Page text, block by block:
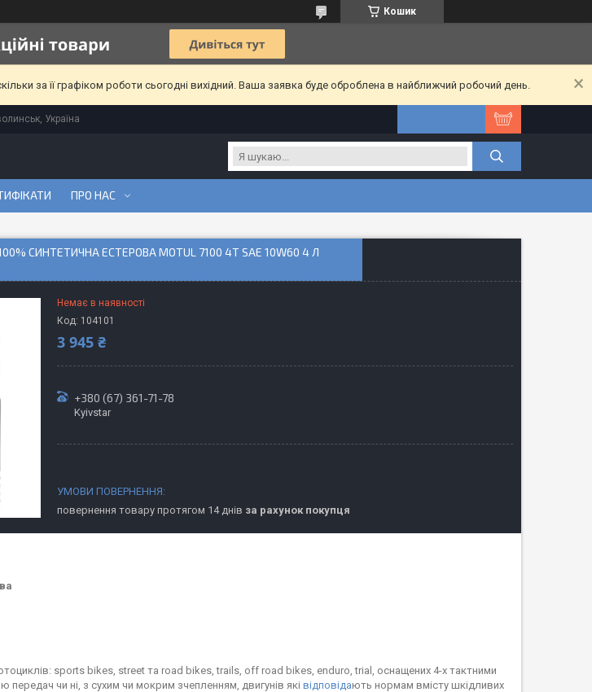
Кошик
за її графіком роботи сьогодні вихідний. Ваша заявка буде оброблена в найближчий робочий день.
Україна
ПРО НАС
СИНТЕТИЧНА ЕСТЕРОВА MOTUL 7100 4T SAE 10W60 4 Л
Немає в наявності
Код: 104101
3 945 ₴
+380 (67) 361-71-78
Kyivstar
повернення товару протягом 14 днів за рахунок покупця
sports bikes, street та road bikes, trails, off road bikes, enduro, trial, оснащених 4-х тактними
передач чи ні, з сухим чи мокрим зчепленням, двигунів які відповідають нормам вмісту шкідливих